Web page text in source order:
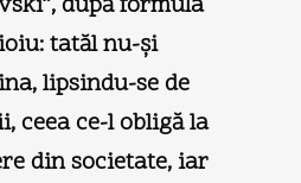
tatăl nu-şi
lipsindu-se de
ceea ce-l obligă la
din societate, iar